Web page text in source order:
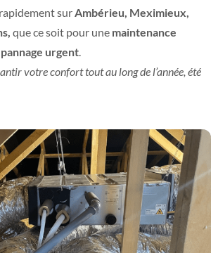
sur Ambérieu, Meximieux,
que ce soit pour une maintenance
urgent.
votre confort tout au long de l’année, été